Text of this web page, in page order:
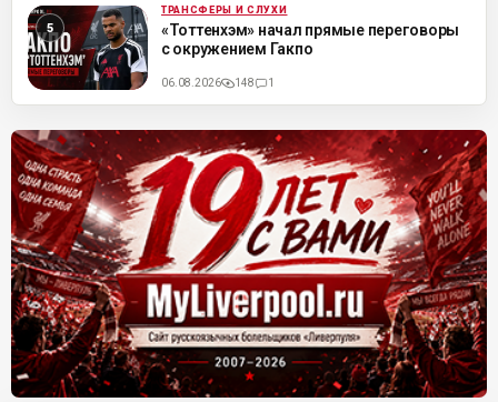
ML ТРАНСФЕРЫ И СЛУХИ
«Тоттенхэм» начал прямые переговоры
с окружением Гакпо
06.08.2026 148 1